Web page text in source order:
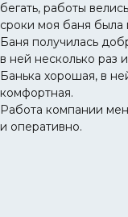
бегать, работы
сроки моя баня была
Баня получилась
в ней несколько раз
Банька хорошая, в
комфортная.
Работа компании
и оперативно.